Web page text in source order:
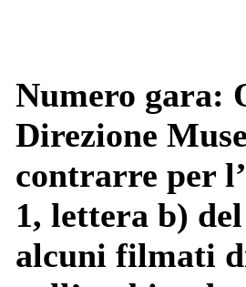
Numero gara:
Direzione
contrarre per
1, lettera b)
alcuni filmati